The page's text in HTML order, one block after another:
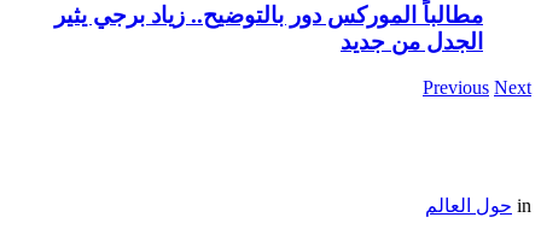
مطالباً الموركس دور بالتوضيح.. زياد برجي يثير
الجدل من جديد
Previous Next
in حول العالم